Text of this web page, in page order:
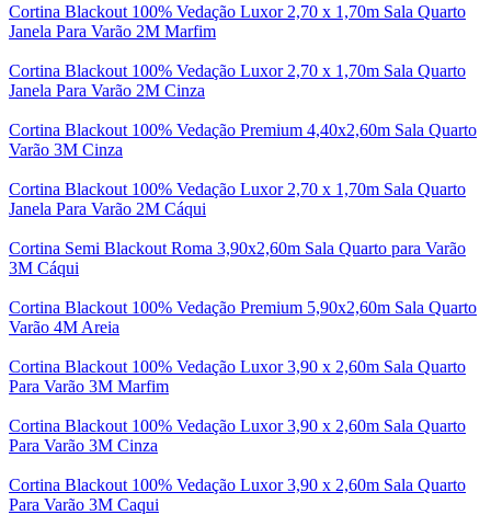
Cortina Blackout 100% Vedação Luxor 2,70 x 1,70m Sala Quarto
Janela Para Varão 2M Marfim
Cortina Blackout 100% Vedação Luxor 2,70 x 1,70m Sala Quarto
Janela Para Varão 2M Cinza
Cortina Blackout 100% Vedação Premium 4,40x2,60m Sala Quarto
Varão 3M Cinza
Cortina Blackout 100% Vedação Luxor 2,70 x 1,70m Sala Quarto
Janela Para Varão 2M Cáqui
Cortina Semi Blackout Roma 3,90x2,60m Sala Quarto para Varão
3M Cáqui
Cortina Blackout 100% Vedação Premium 5,90x2,60m Sala Quarto
Varão 4M Areia
Cortina Blackout 100% Vedação Luxor 3,90 x 2,60m Sala Quarto
Para Varão 3M Marfim
Cortina Blackout 100% Vedação Luxor 3,90 x 2,60m Sala Quarto
Para Varão 3M Cinza
Cortina Blackout 100% Vedação Luxor 3,90 x 2,60m Sala Quarto
Para Varão 3M Caqui